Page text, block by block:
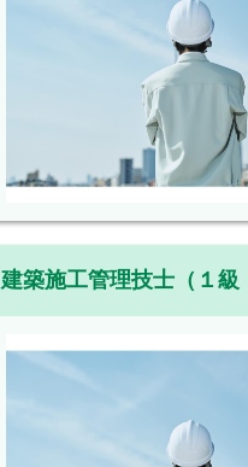
建築施工管理技士（１級